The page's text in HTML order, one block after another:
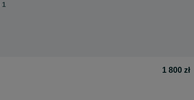
1
1 800 zł